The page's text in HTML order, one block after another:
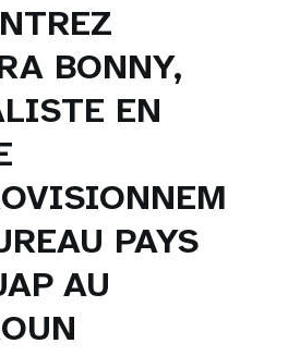
BONNY,
EN
PAYS
AU